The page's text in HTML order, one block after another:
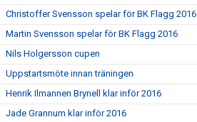
Christoffer Svensson spelar för BK Flagg 2016
Martin Svensson spelar för BK Flagg 2016
Nils Holgersson cupen
Uppstartsmöte innan träningen
Henrik Ilmannen Brynell klar inför 2016
Jade Grannum klar inför 2016